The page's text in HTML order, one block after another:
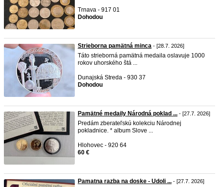
Trnava - 917 01
Dohodou
Strieborna pamätná minca - [28.7. 2026]
Táto strieborná pamätná medaila oslavuje 1000
rokov uhorského štá ...
Dunajská Streda - 930 37
Dohodou
Pamätné medaily Národná poklad ... - [27.7. 2026]
Predám zberateľskú kolekciu Národnej
pokladnice. * album Slove ...
Hlohovec - 920 64
60 €
Pamatna razba na doske - Udoli ... - [27.7. 2026]